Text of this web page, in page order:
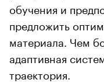
обучения и
предложить
материала. Чем
адаптивная
траектория.